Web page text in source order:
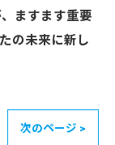
ますます重要
の未来に新し
次のページ >